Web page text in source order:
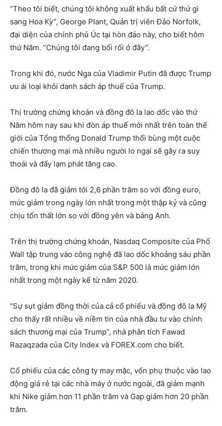
“Theo tôi biết, chúng tôi không xuất khẩu bất cứ thứ gì
sang Hoa Kỳ”, George Plant, Quản trị viên Đảo Norfolk,
đại diện của chính phủ Úc tại hòn đảo này, cho biết hôm
thứ Năm. “Chúng tôi đang bối rối ở đây”.
Trong khi đó, nước Nga của Vladimir Putin đã được Trump
ưu ái loại khỏi danh sách áp thuế của Trump.
Thị trường chứng khoán và đồng đô la lao dốc vào thứ
Năm hôm nay sau khi đòn áp thuế mới nhất trên toàn thế
giới của Tổng thống Donald Trump thổi bùng một cuộc
chiến thương mại mà nhiều người lo ngại sẽ gây ra suy
thoái và đẩy lạm phát tăng cao.
Đồng đô la đã giảm tới 2,6 phần trăm so với đồng euro,
mức giảm trong ngày lớn nhất trong một thập kỷ và cũng
chịu tổn thất lớn so với đồng yên và bảng Anh.
Trên thị trường chứng khoán, Nasdaq Composite của Phố
Wall tập trung vào công nghệ đã lao dốc khoảng sáu phần
trăm, trong khi mức giảm của S&P 500 là mức giảm lớn
nhất trong một ngày kể từ năm 2020.
“Sự sụt giảm đồng thời của cả cổ phiếu và đồng đô la Mỹ
cho thấy rất nhiều về niềm tin của nhà đầu tư vào chính
sách thương mại của Trump”, nhà phân tích Fawad
Razaqzada của City Index và FOREX.com cho biết.
Cổ phiếu của các công ty may mặc, vốn phụ thuộc vào lao
động giá rẻ tại các nhà máy ở nước ngoài, đã giảm mạnh
khi Nike giảm hơn 11 phần trăm và Gap giảm hơn 20 phần
trăm.